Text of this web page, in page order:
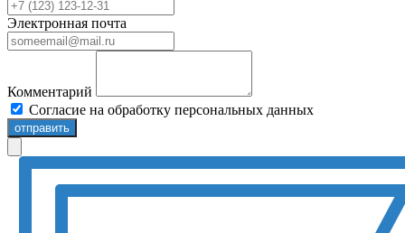
Электронная почта
Комментарий
Согласие на обработку персональных данных
отправить